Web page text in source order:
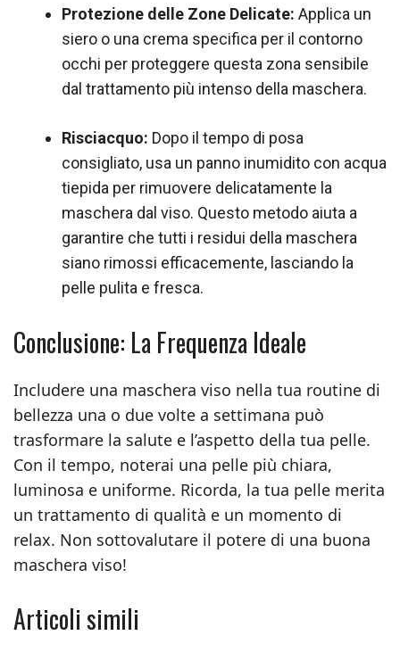
Protezione delle Zone Delicate: Applica un
siero o una crema specifica per il contorno
occhi per proteggere questa zona sensibile
dal trattamento più intenso della maschera.
Risciacquo: Dopo il tempo di posa
consigliato, usa un panno inumidito con acqua
tiepida per rimuovere delicatamente la
maschera dal viso. Questo metodo aiuta a
garantire che tutti i residui della maschera
siano rimossi efficacemente, lasciando la
pelle pulita e fresca.
Conclusione: La Frequenza Ideale
Includere una maschera viso nella tua routine di
bellezza una o due volte a settimana può
trasformare la salute e l’aspetto della tua pelle.
Con il tempo, noterai una pelle più chiara,
luminosa e uniforme. Ricorda, la tua pelle merita
un trattamento di qualità e un momento di
relax. Non sottovalutare il potere di una buona
maschera viso!
Articoli simili